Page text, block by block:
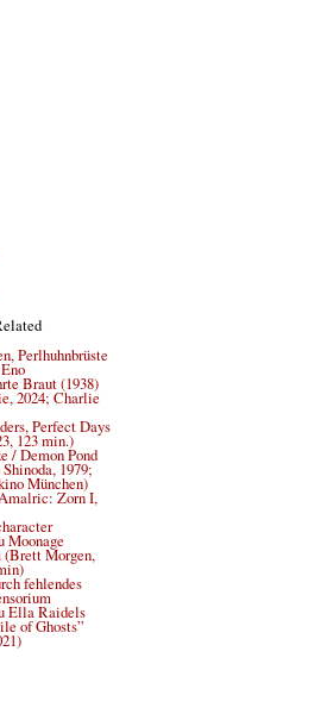
Perlhuhnbrüste
Braut (1938)
2024; Charlie
Perfect Days
123 min.)
/ Demon Pond
1979;
München)
Zorn I,
Moonage
(Brett Morgen,
fehlendes
Ella Raidels
of Ghosts”